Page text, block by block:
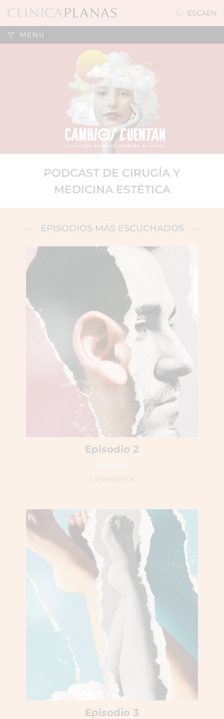
ESCAEN
MENÚ
PODCAST DE CIRUGÍA Y
MEDICINA ESTÉTICA
EPISODIOS MÁS ESCUCHADOS
Episodio 2
Linfedema
Episodio 3